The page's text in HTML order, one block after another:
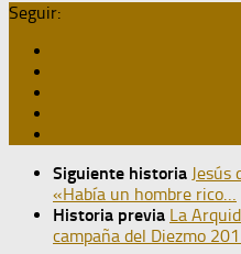
Seguir:
Siguiente historia Jesús
«Había un hombre rico…
Historia previa La
campaña del Diezmo